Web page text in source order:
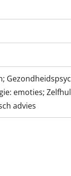
emoties;
advies